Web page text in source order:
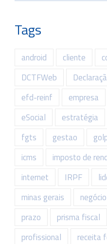
Tags
android cliente
DCTFWeb
efd-reinf
empresa
eSocial
estratégia
fgts
gestao
icms
imposto de
internet
IRPF
minas gerais
negócio
prazo
prisma fiscal
profissional
receita